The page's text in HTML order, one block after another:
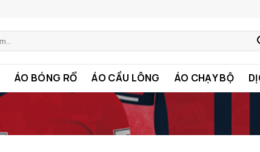
ÁO BÓNG RỔ ÁO CẦU LÔNG ÁO CHẠY BỘ